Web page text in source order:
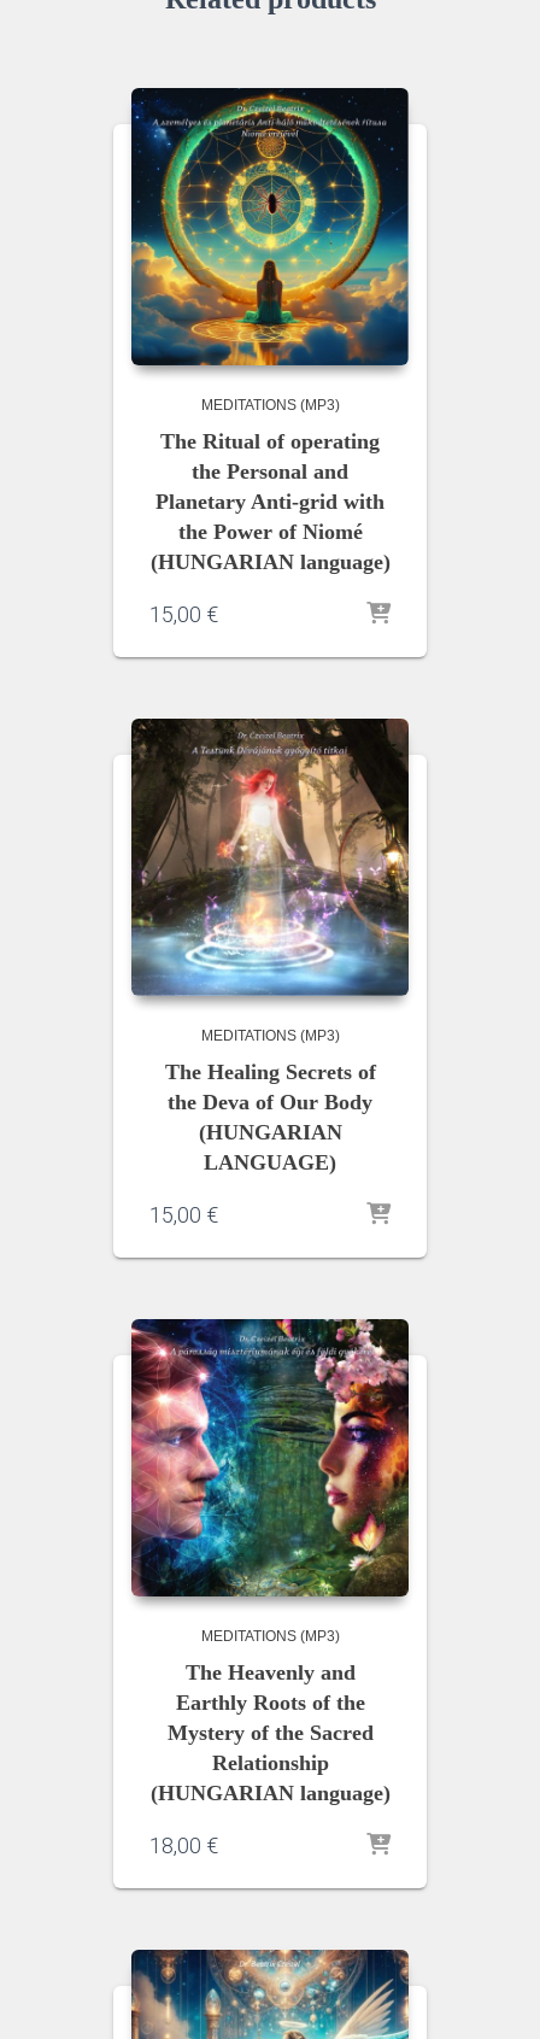
MEDITATIONS (MP3)
The Ritual of operating
the Personal and
Planetary Anti-grid with
the Power of Niomé
(HUNGARIAN language)
15,00 €
MEDITATIONS (MP3)
The Healing Secrets of
the Deva of Our Body
(HUNGARIAN
LANGUAGE)
15,00 €
MEDITATIONS (MP3)
The Heavenly and
Earthly Roots of the
Mystery of the Sacred
Relationship
(HUNGARIAN language)
18,00 €